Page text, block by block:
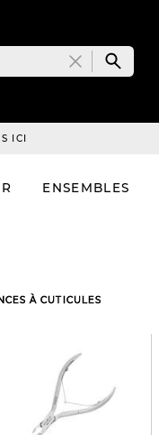
ICI
ENSEMBLES
À CUTICULES